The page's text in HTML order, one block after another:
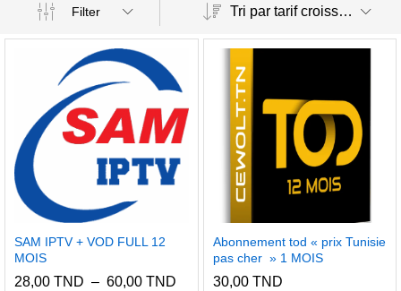
Filter Tri par tarif croissant
SAM IPTV + VOD FULL 12
MOIS
28,00 TND – 60,00 TND
Abonnement tod « prix Tunisie
pas cher » 1 MOIS
30,00 TND